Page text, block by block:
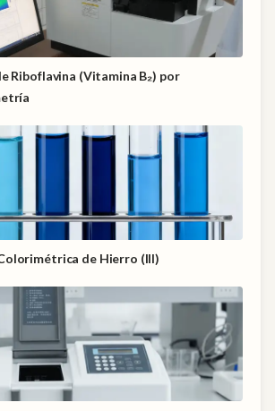
Riboflavina (Vitamina B₂) por
de Hierro (III)